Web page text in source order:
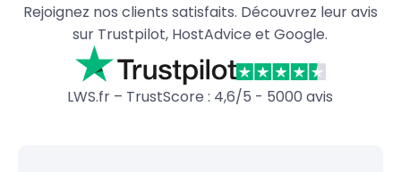
Rejoignez nos clients satisfaits. Découvrez leur avis
sur Trustpilot, HostAdvice et Google.
LWS.fr – TrustScore : 4,6/5 - 5000 avis